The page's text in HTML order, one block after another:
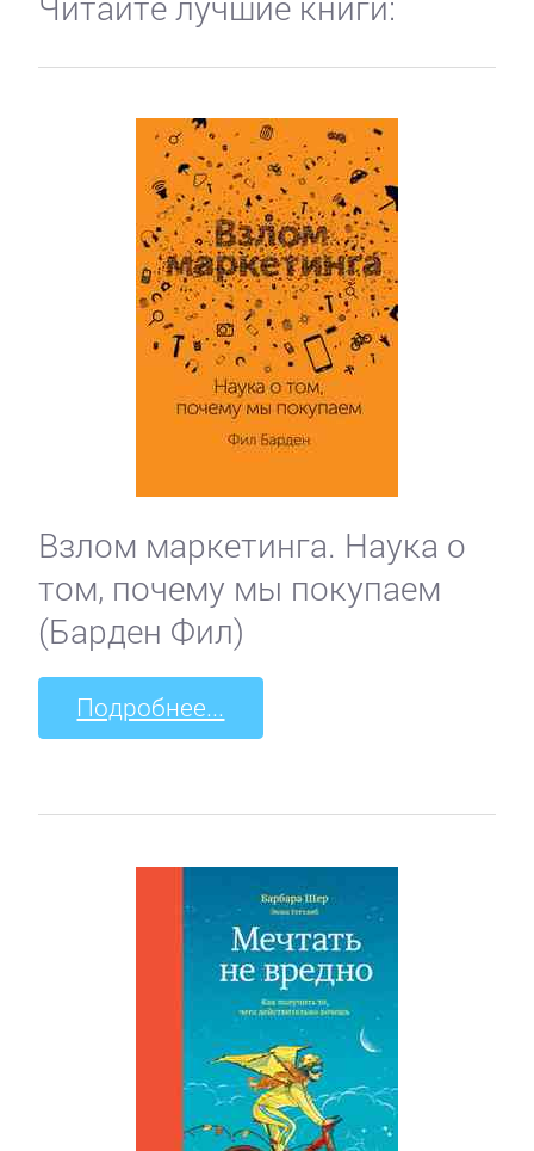
Взлом маркетинга. Наука о
том, почему мы покупаем
(Барден Фил)
Подробнее...